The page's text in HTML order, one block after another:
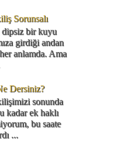
Sorunsalı
dipsiz bir kuyu
girdiği andan
anlamda. Ama
Dersiniz?
sonunda
kadar ek haklı
bu saate
...